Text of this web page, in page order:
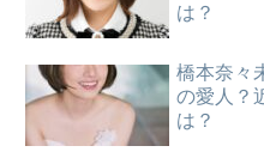
は？
橋本奈々
の愛人？
は？